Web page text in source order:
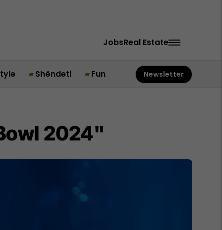
JobsReal Estate
Shëndeti Fun Newsletter
2024"